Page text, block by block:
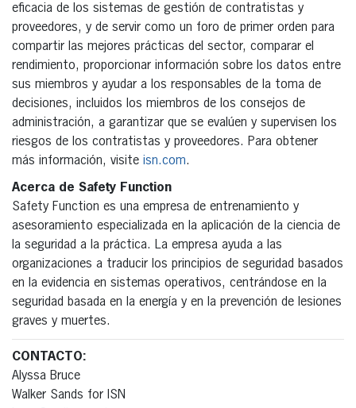
eficacia de los sistemas de gestión de contratistas y
proveedores, y de servir como un foro de primer orden para
compartir las mejores prácticas del sector, comparar el
rendimiento, proporcionar información sobre los datos entre
sus miembros y ayudar a los responsables de la toma de
decisiones, incluidos los miembros de los consejos de
administración, a garantizar que se evalúen y supervisen los
riesgos de los contratistas y proveedores. Para obtener
más información, visite isn.com.
Acerca de Safety Function
Safety Function es una empresa de entrenamiento y
asesoramiento especializada en la aplicación de la ciencia de
la seguridad a la práctica. La empresa ayuda a las
organizaciones a traducir los principios de seguridad basados
en la evidencia en sistemas operativos, centrándose en la
seguridad basada en la energía y en la prevención de lesiones
graves y muertes.
CONTACTO:
Alyssa Bruce
Walker Sands for ISN